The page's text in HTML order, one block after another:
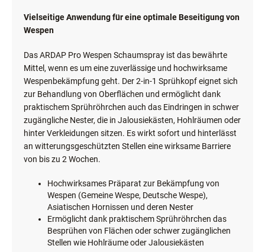
Vielseitige Anwendung für eine optimale Beseitigung von
Wespen
Das ARDAP Pro Wespen Schaumspray ist das bewährte
Mittel, wenn es um eine zuverlässige und hochwirksame
Wespenbekämpfung geht. Der 2-in-1 Sprühkopf eignet sich
zur Behandlung von Oberflächen und ermöglicht dank
praktischem Sprühröhrchen auch das Eindringen in schwer
zugängliche Nester, die in Jalousiekästen, Hohlräumen oder
hinter Verkleidungen sitzen. Es wirkt sofort und hinterlässt
an witterungsgeschützten Stellen eine wirksame Barriere
von bis zu 2 Wochen.
Hochwirksames Präparat zur Bekämpfung von
Wespen (Gemeine Wespe, Deutsche Wespe),
Asiatischen Hornissen und deren Nester
Ermöglicht dank praktischem Sprühröhrchen das
Besprühen von Flächen oder schwer zugänglichen
Stellen wie Hohlräume oder Jalousiekästen